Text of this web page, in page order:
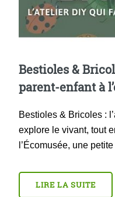
Bestioles &
parent-enfant à
Bestioles & Bricoles :
explore le vivant, tout
l’Écomusée, une
LIRE LA SUITE